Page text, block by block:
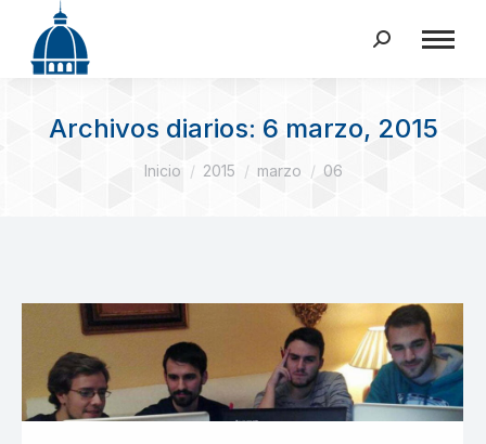
Buscar:
Archivos diarios: 6 marzo, 2015
Estás aquí:
Inicio 2015 marzo 06